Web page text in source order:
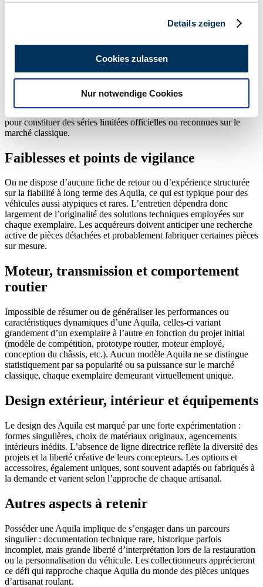
analysieren. Außerdem geben wir Informationen zu Ihrer
Verwendung unserer Website an unsere Partner für
soziale Medien, Werbung und Analysen weiter. Unsere
Partner führen diese Informationen möglicherweise mit
weiteren Daten zusammen, die Sie ihnen bereitgestellt
haben oder die sie im Rahmen Ihrer Nutzung der Dienste
gesammelt haben.Datenschutzerklärung
Details zeigen
Cookies zulassen
Nur notwendige Cookies
carrosserie
Type de
Puissance
Chaque Aquila présente un caractère de série spéciale du fait de sa
rareté structurelle et de son contexte de production artisanal ou
expérimental. Aucun modèle n’a été produit en quantité suffisante
pour constituer des séries limitées officielles ou reconnues sur le
marché classique.
Faiblesses et points de vigilance
On ne dispose d’aucune fiche de retour ou d’expérience structurée
sur la fiabilité à long terme des Aquila, ce qui est typique pour des
véhicules aussi atypiques et rares. L’entretien dépendra donc
largement de l’originalité des solutions techniques employées sur
chaque exemplaire. Les acquéreurs doivent anticiper une recherche
active de pièces détachées et probablement fabriquer certaines pièces
sur mesure.
Moteur, transmission et comportement
routier
Impossible de résumer ou de généraliser les performances ou
caractéristiques dynamiques d’une Aquila, celles-ci variant
grandement d’un exemplaire à l’autre en fonction du projet initial
(modèle de compétition, prototype routier, moteur employé,
conception du châssis, etc.). Aucun modèle Aquila ne se distingue
statistiquement par sa popularité ou sa puissance sur le marché
classique, chaque exemplaire demeurant virtuellement unique.
Design extérieur, intérieur et équipements
Le design des Aquila est marqué par une forte expérimentation :
formes singulières, choix de matériaux originaux, agencements
intérieurs inédits. L’absence de ligne directrice reflète la diversité des
projets et la liberté créative de leurs concepteurs. Les options et
accessoires, également uniques, sont souvent adaptés ou fabriqués à
la demande et varient selon l’approche de chaque artisanal.
Autres aspects à retenir
Posséder une Aquila implique de s’engager dans un parcours
singulier : documentation technique rare, historique parfois
incomplet, mais grande liberté d’interprétation lors de la restauration
ou la personnalisation du véhicule. Les collectionneurs apprécieront
ce défi qui rapproche chaque Aquila du monde des pièces uniques
d’artisanat roulant.